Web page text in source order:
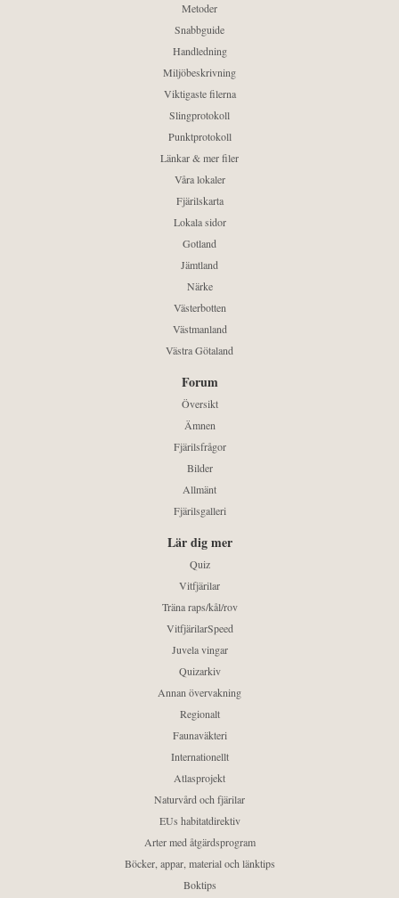
Metoder
Snabbguide
Handledning
Miljöbeskrivning
Viktigaste filerna
Slingprotokoll
Punktprotokoll
Länkar & mer filer
Våra lokaler
Fjärilskarta
Lokala sidor
Gotland
Jämtland
Närke
Västerbotten
Västmanland
Västra Götaland
Forum
Översikt
Ämnen
Fjärilsfrågor
Bilder
Allmänt
Fjärilsgalleri
Lär dig mer
Quiz
Vitfjärilar
Träna raps/kål/rov
VitfjärilarSpeed
Juvela vingar
Quizarkiv
Annan övervakning
Regionalt
Faunaväkteri
Internationellt
Atlasprojekt
Naturvård och fjärilar
EUs habitatdirektiv
Arter med åtgärdsprogram
Böcker, appar, material och länktips
Boktips